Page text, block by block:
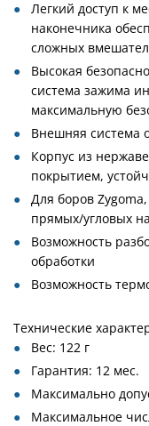
Легкий доступ к
наконечника
сложных
Высокая
система зажима
максимальную
Внешняя система
Корпус из
покрытием,
Для боров
прямых/угловых
Возможность
обработки
Возможность
Технические
Вес: 122 г
Гарантия: 12 мес.
Максимально
Максимальное